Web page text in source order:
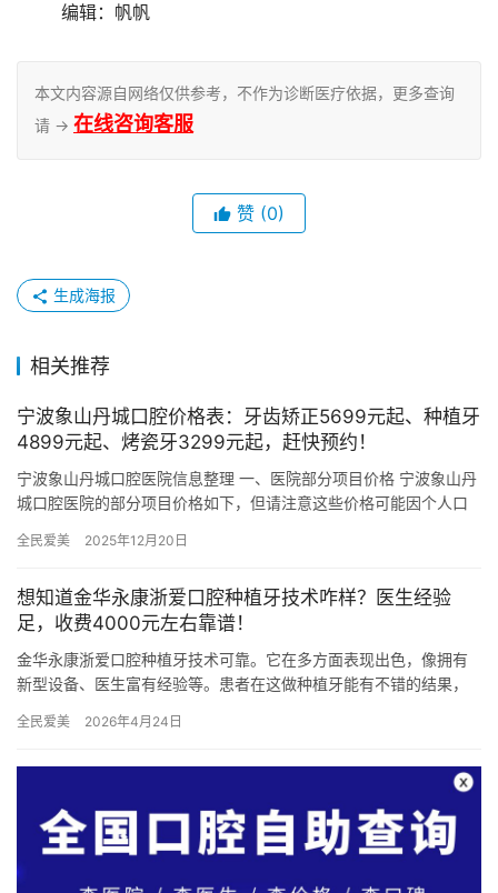
	编辑：帆帆
本文内容源自网络仅供参考，不作为诊断医疗依据，更多查询
请 → 在线咨询客服
赞 (0)
生成海报
相关推荐
宁波象山丹城口腔价格表：牙齿矫正5699元起、种植牙
4899元起、烤瓷牙3299元起，赶快预约！
宁波象山丹城口腔医院信息整理 一、医院部分项目价格 宁波象山丹
城口腔医院的部分项目价格如下，但请注意这些价格可能因个人口
前…
全民爱美 2025年12月20日
想知道金华永康浙爱口腔种植牙技术咋样？医生经验
足，收费4000元左右靠谱！
金华永康浙爱口腔种植牙技术可靠。它在多方面表现出色，像拥有
新型设备、医生富有经验等。患者在这做种植牙能有不错的结果，
全民爱美 2026年4月24日